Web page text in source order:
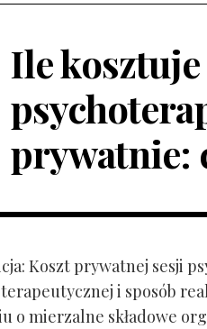
Ile kosztuje
prywatnie:
Koszt prywatnej sesji
i sposób
o mierzalne składowe